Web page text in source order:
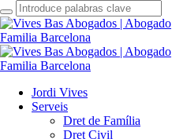
Jordi Vives
Serveis
Dret de Família
Dret Civil